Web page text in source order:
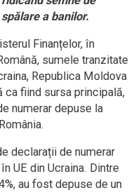
a banilor.
Finanțelor, în
sumele tranzitate
Republica Moldova
ca fiind sursa principală,
numerar depuse la
declarații de numerar
UE din Ucraina. Dintre
au fost depuse de un